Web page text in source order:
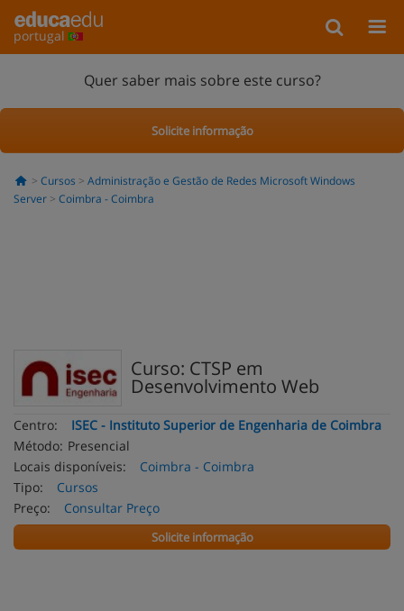
portugal
Quer saber mais sobre este curso?
Solicite informação
Cursos
Administração e Gestão de Redes Microsoft Windows
Server
Coimbra - Coimbra
Curso: CTSP em
Desenvolvimento Web
Centro:
ISEC - Instituto Superior de Engenharia de Coimbra
Método: Presencial
Locais disponíveis:
Coimbra - Coimbra
Tipo:
Cursos
Preço:
Consultar Preço
Solicite informação